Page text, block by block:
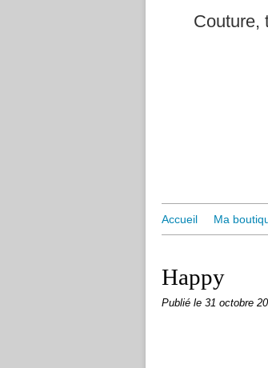
Couture,
Accueil Ma
Happy
Publié le 31 octobre